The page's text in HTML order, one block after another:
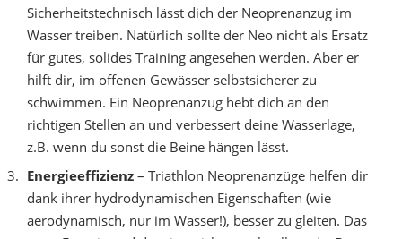
Sicherheitstechnisch lässt dich der Neoprenanzug im
Wasser treiben. Natürlich sollte der Neo nicht als Ersatz
für gutes, solides Training angesehen werden. Aber er
hilft dir, im offenen Gewässer selbstsicherer zu
schwimmen. Ein Neoprenanzug hebt dich an den
richtigen Stellen an und verbessert deine Wasserlage,
z.B. wenn du sonst die Beine hängen lässt.
Energieeffizienz – Triathlon Neoprenanzüge helfen dir
dank ihrer hydrodynamischen Eigenschaften (wie
aerodynamisch, nur im Wasser!), besser zu gleiten. Das